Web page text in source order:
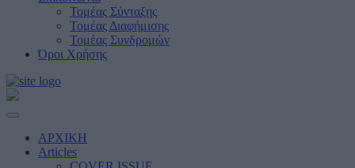
Τομέας Σύνταξης
Τομέας Διαφήμισης
Τομέας Συνδρομών
Όροι Χρήσης
ΑΡΧΙΚΗ
Articles